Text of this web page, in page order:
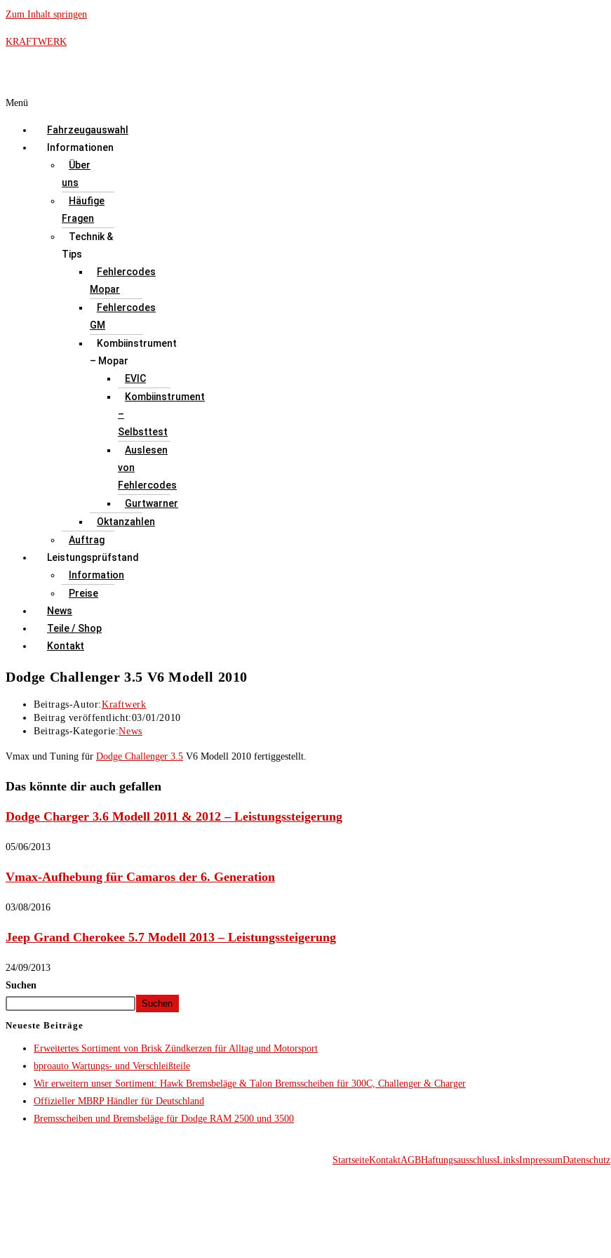
Zum Inhalt springen
KRAFTWERK
Menü
Fahrzeugauswahl
Informationen
Über
uns
Häufige
Fragen
Technik &
Tips
Fehlercodes
Mopar
Fehlercodes
GM
Kombiinstrument
– Mopar
EVIC
Kombiinstrument
–
Selbsttest
Auslesen
von
Fehlercodes
Gurtwarner
Oktanzahlen
Auftrag
Leistungsprüfstand
Information
Preise
News
Teile / Shop
Kontakt
Dodge Challenger 3.5 V6 Modell 2010
Beitrags-Autor:Kraftwerk
Beitrag veröffentlicht:03/01/2010
Beitrags-Kategorie:News
Vmax und Tuning für Dodge Challenger 3.5 V6 Modell 2010 fertiggestellt.
Das könnte dir auch gefallen
Dodge Charger 3.6 Modell 2011 & 2012 – Leistungssteigerung
05/06/2013
Vmax-Aufhebung für Camaros der 6. Generation
03/08/2016
Jeep Grand Cherokee 5.7 Modell 2013 – Leistungssteigerung
24/09/2013
Suchen
Suchen
Neueste Beiträge
Erweitertes Sortiment von Brisk Zündkerzen für Alltag und Motorsport
bproauto Wartungs- und Verschleißteile
Wir erweitern unser Sortiment: Hawk Bremsbeläge & Talon Bremsscheiben für 300C, Challenger & Charger
Offizieller MBRP Händler für Deutschland
Bremsscheiben und Bremsbeläge für Dodge RAM 2500 und 3500
StartseiteKontaktAGBHaftungsausschlussLinksImpressumDatenschutz